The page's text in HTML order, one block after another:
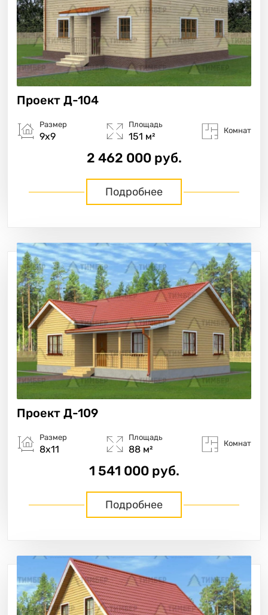
Проект Д-104
Размер
9х9
Площадь
151 м²
Комнат
2 462 000 руб.
Подробнее
Проект Д-109
Размер
8х11
Площадь
88 м²
Комнат
1 541 000 руб.
Подробнее